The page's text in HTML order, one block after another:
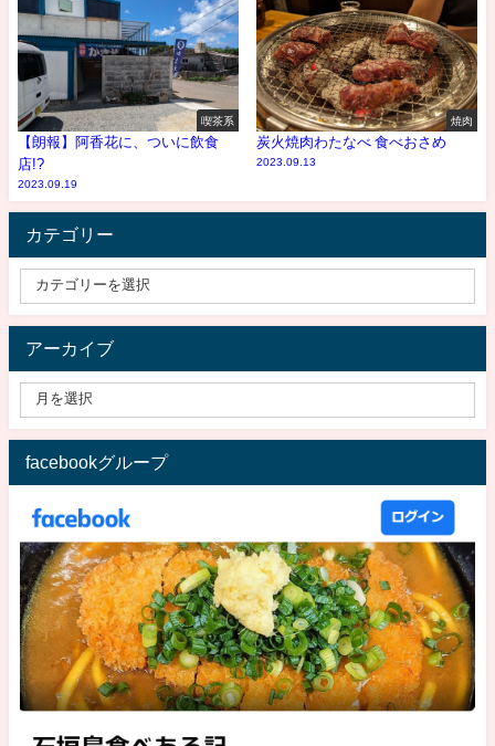
喫茶系
【朗報】阿香花に、ついに飲食
店!?
2023.09.19
焼肉
炭火焼肉わたなべ 食べおさめ
2023.09.13
カテゴリー
アーカイブ
facebookグループ